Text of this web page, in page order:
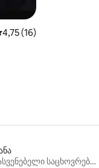
შეფასებაა
4,75 (16)
დასასვენებელი საცხოვრებლები